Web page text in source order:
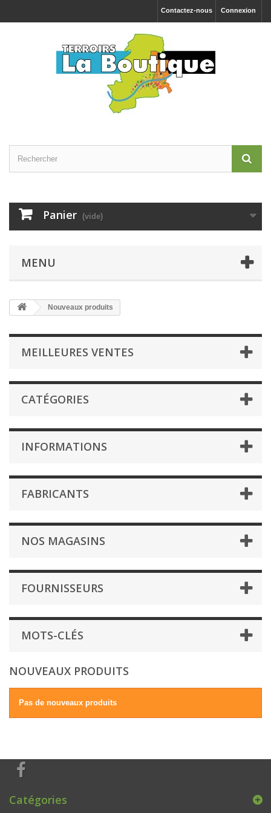
Connexion
Contactez-nous
Panier (vide)
MENU
Nouveaux produits
MEILLEURES VENTES
CATÉGORIES
INFORMATIONS
FABRICANTS
NOS MAGASINS
FOURNISSEURS
MOTS-CLÉS
NOUVEAUX PRODUITS
Pas de nouveaux produits
Catégories